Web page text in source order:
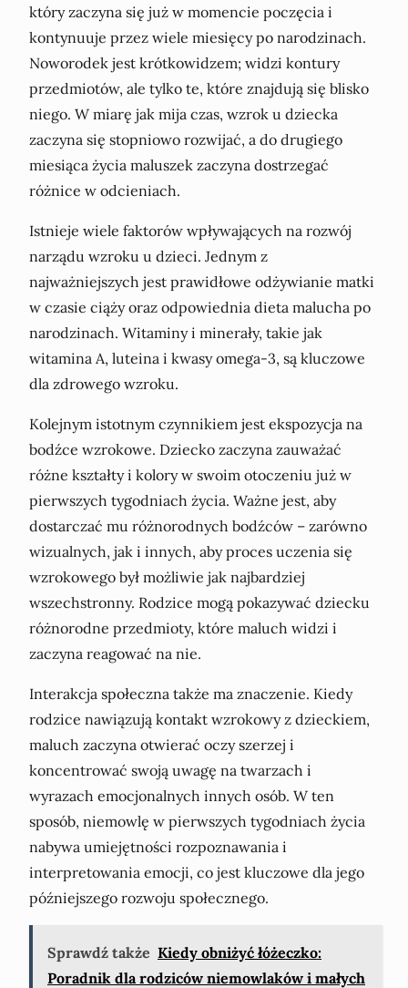
który zaczyna się już w momencie poczęcia i
kontynuuje przez wiele miesięcy po narodzinach.
Noworodek jest krótkowidzem; widzi kontury
przedmiotów, ale tylko te, które znajdują się blisko
niego. W miarę jak mija czas, wzrok u dziecka
zaczyna się stopniowo rozwijać, a do drugiego
miesiąca życia maluszek zaczyna dostrzegać
różnice w odcieniach.
Istnieje wiele faktorów wpływających na rozwój
narządu wzroku u dzieci. Jednym z
najważniejszych jest prawidłowe odżywianie matki
w czasie ciąży oraz odpowiednia dieta malucha po
narodzinach. Witaminy i minerały, takie jak
witamina A, luteina i kwasy omega-3, są kluczowe
dla zdrowego wzroku.
Kolejnym istotnym czynnikiem jest ekspozycja na
bodźce wzrokowe. Dziecko zaczyna zauważać
różne kształty i kolory w swoim otoczeniu już w
pierwszych tygodniach życia. Ważne jest, aby
dostarczać mu różnorodnych bodźców – zarówno
wizualnych, jak i innych, aby proces uczenia się
wzrokowego był możliwie jak najbardziej
wszechstronny. Rodzice mogą pokazywać dziecku
różnorodne przedmioty, które maluch widzi i
zaczyna reagować na nie.
Interakcja społeczna także ma znaczenie. Kiedy
rodzice nawiązują kontakt wzrokowy z dzieckiem,
maluch zaczyna otwierać oczy szerzej i
koncentrować swoją uwagę na twarzach i
wyrazach emocjonalnych innych osób. W ten
sposób, niemowlę w pierwszych tygodniach życia
nabywa umiejętności rozpoznawania i
interpretowania emocji, co jest kluczowe dla jego
późniejszego rozwoju społecznego.
Sprawdź także Kiedy obniżyć łóżeczko:
Poradnik dla rodziców niemowlaków i małych